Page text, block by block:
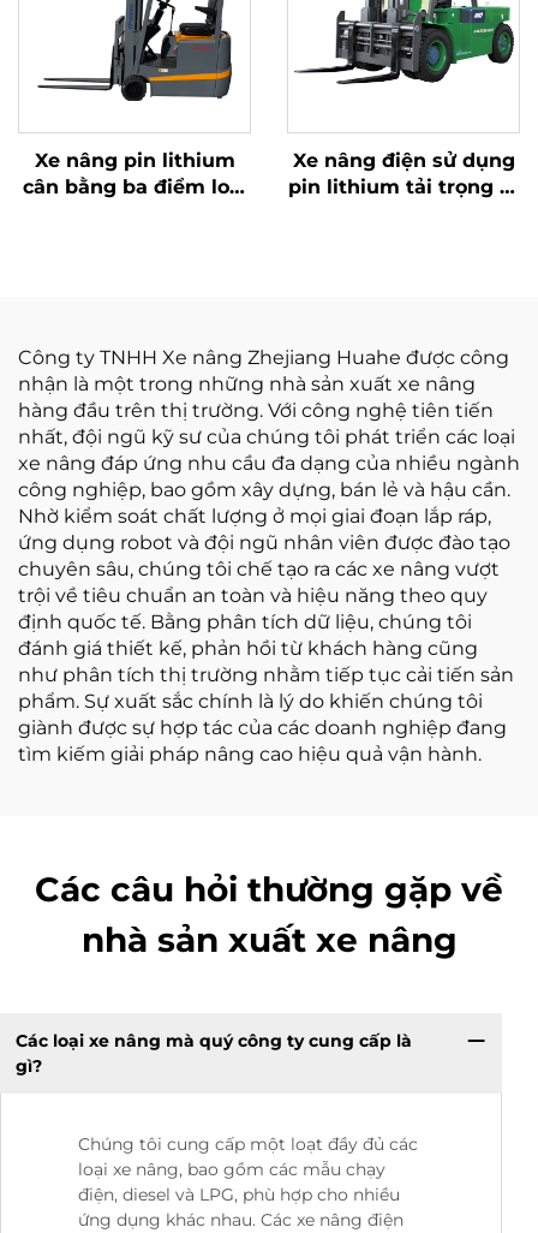
Xe nâng pin lithium
cân bằng ba điểm loại
Xe nâng điện sử dụng
pin lithium tải trọng 10
Công ty TNHH Xe nâng Zhejiang Huahe được công
nhận là một trong những nhà sản xuất xe nâng
hàng đầu trên thị trường. Với công nghệ tiên tiến
nhất, đội ngũ kỹ sư của chúng tôi phát triển các loại
xe nâng đáp ứng nhu cầu đa dạng của nhiều ngành
công nghiệp, bao gồm xây dựng, bán lẻ và hậu cần.
Nhờ kiểm soát chất lượng ở mọi giai đoạn lắp ráp,
ứng dụng robot và đội ngũ nhân viên được đào tạo
chuyên sâu, chúng tôi chế tạo ra các xe nâng vượt
trội về tiêu chuẩn an toàn và hiệu năng theo quy
định quốc tế. Bằng phân tích dữ liệu, chúng tôi
đánh giá thiết kế, phản hồi từ khách hàng cũng
như phân tích thị trường nhằm tiếp tục cải tiến sản
phẩm. Sự xuất sắc chính là lý do khiến chúng tôi
giành được sự hợp tác của các doanh nghiệp đang
tìm kiếm giải pháp nâng cao hiệu quả vận hành.
Các câu hỏi thường gặp về
nhà sản xuất xe nâng
Các loại xe nâng mà quý công ty cung cấp là
gì?
Chúng tôi cung cấp một loạt đầy đủ các
loại xe nâng, bao gồm các mẫu chạy
điện, diesel và LPG, phù hợp cho nhiều
ứng dụng khác nhau. Các xe nâng điện